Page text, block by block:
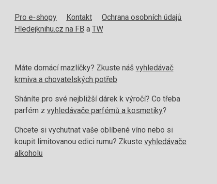
Pro e-shopy Kontakt
Ochrana osobních údajů
Hledejknihu.cz na FB a TW
Máte domácí mazlíčky? Zkuste náš vyhledávač
krmiva a chovatelských potřeb
Sháníte pro své nejbližší dárek k výročí? Co třeba
parfém z vyhledávače parfémů a kosmetiky?
Chcete si vychutnat vaše oblíbené víno nebo si
koupit limitovanou edici rumu? Zkuste vyhledávače
alkoholu